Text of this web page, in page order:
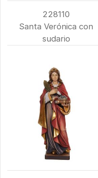
228110
Santa Verónica con
sudario